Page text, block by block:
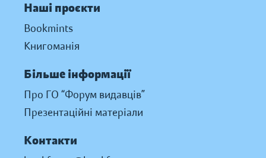
Наші проєкти
Bookmints
Книгоманія
Більше інформації
Про ГО “Форум видавців”
Презентаційні матеріали
Контакти